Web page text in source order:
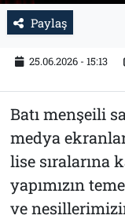
Paylaş
25.06.2026 - 15:13
Batı menşeili
medya
lise sıralarına
yapımızın
ve